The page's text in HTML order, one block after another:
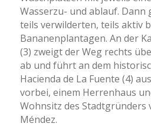
Wasserzu- und ablauf. Dann
teils verwilderten, teils aktiv
Bananenplantagen. An der
(3) zweigt der Weg rechts
ab und führt an dem
Hacienda de La Fuente (4)
vorbei, einem Herrenhaus
Wohnsitz des Stadtgründers
Méndez.